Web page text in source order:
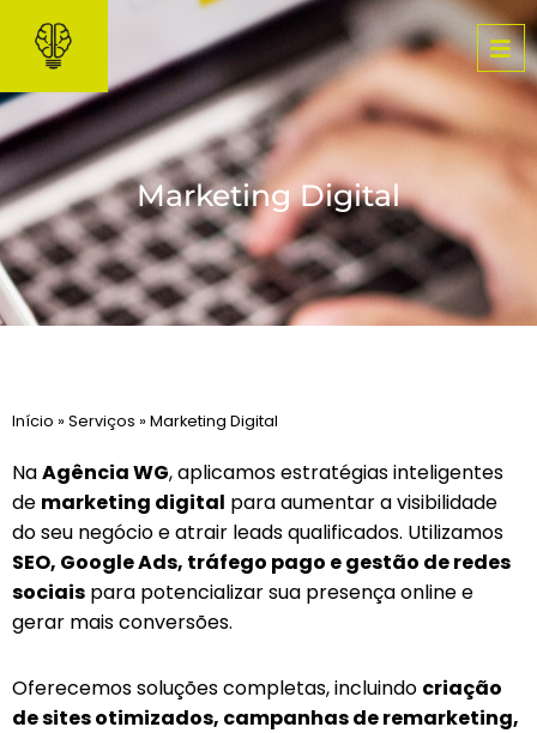
Pular
para
o
conteúdo
Marketing Digital
Início » Serviços » Marketing Digital
NaAgência WG, aplicamos estratégias inteligentes
de marketing digital para aumentar a visibilidade
do seu negócio e atrair leads qualificados. Utilizamos
SEO, Google Ads, tráfego pago e gestão de redes
sociais para potencializar sua presença online e
gerar mais conversões.
Oferecemos soluções completas, incluindo criação
de sites otimizados, campanhas de remarketing,